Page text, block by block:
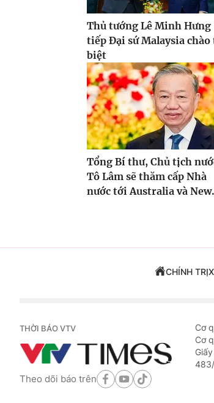
Thủ tướng Lê Minh Hưng
tiếp Đại sứ Malaysia chào
biệt
Tổng Bí thư, Chủ tịch
Tô Lâm sẽ thăm cấp Nhà
nước tới Australia và
CHÍNH TRỊ
THỜI BÁO VTV
Theo dõi báo trên
Cơ
Cơ